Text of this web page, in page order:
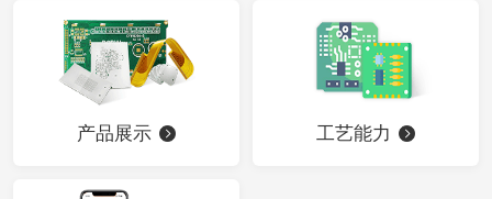
产品展示 工艺能力